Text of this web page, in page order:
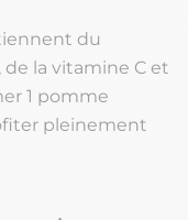
du
la vitamine C et
1 pomme
pleinement